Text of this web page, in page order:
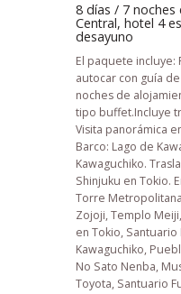
8 días / 7 noches
Central, hotel 4
desayuno
El paquete incluye:
autocar con guía
noches de
tipo buffet.Incluye
Visita panorámica
Barco: Lago de
Kawaguchiko.
Shinjuku en Tokio.
Torre
Zojoji, Templo
en Tokio, Santuario
Kawaguchiko,
No Sato Nenba,
Toyota, Santuario